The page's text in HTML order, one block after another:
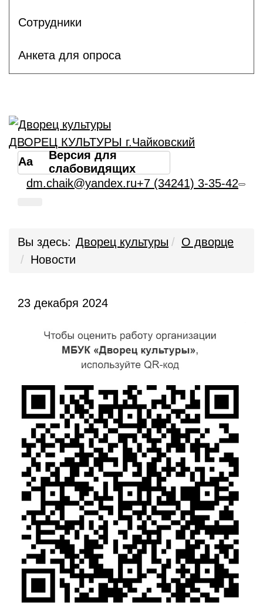
Сотрудники
Анкета для опроса
ДВОРЕЦ КУЛЬТУРЫ г.Чайковский
Aa
Версия для
слабовидящих
+7 (34241) 3-35-42
dm.chaik@yandex.ru
Вы здесь: Дворец культуры
О дворце
Новости
23 декабря 2024